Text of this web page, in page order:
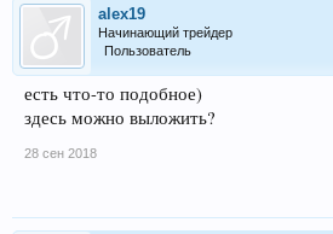
alex19
Начинающий трейдер
Пользователь
есть что-то подобное)
здесь можно выложить?
28 сен 2018